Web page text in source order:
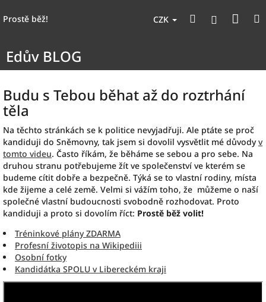
naProstě běž! CZK Hledat
Edův BLOG
Budu s Tebou běhat až do roztrhání
těla
Na těchto stránkách se k politice nevyjadřuji. Ale ptáte se proč
kandiduji do Sněmovny, tak jsem si dovolil vysvětlit mé důvodyv
tomto videu. Často říkám, že běháme se sebou a pro sebe. Na
druhou stranu potřebujeme žít ve společenství ve kterém se
budeme cítit dobře a bezpečně. Týká se to vlastní rodiny, místa
kde žijeme a celé země. Velmi si vážím toho, že můžeme o naší
společné vlastní budoucnosti svobodně rozhodovat. Proto
kandiduji a proto si dovolím říct: Prostě běž volit!
Tréninkové plány ZDARMA
Profesní životopis na Wikipediii
Osobní fotky
Kandidátka SPOLU v Libereckém kraji